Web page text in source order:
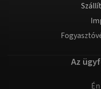
Az